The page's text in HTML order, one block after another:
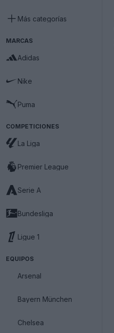
Más categorías
MARCAS
Adidas
Nike
Puma
COMPETICIONES
La Liga
Premier League
Serie A
Bundesliga
Ligue 1
EQUIPOS
Arsenal
Bayern München
Chelsea